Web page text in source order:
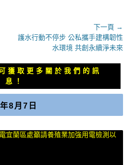
下一頁 →
下
文
章：
護水行動不停步 公私攜手建構韌性
水環境 共創永續淨未來
獲取更多關於我們的訊
息！
8月7日
宜蘭區處籲請養殖業加強用電檢測以